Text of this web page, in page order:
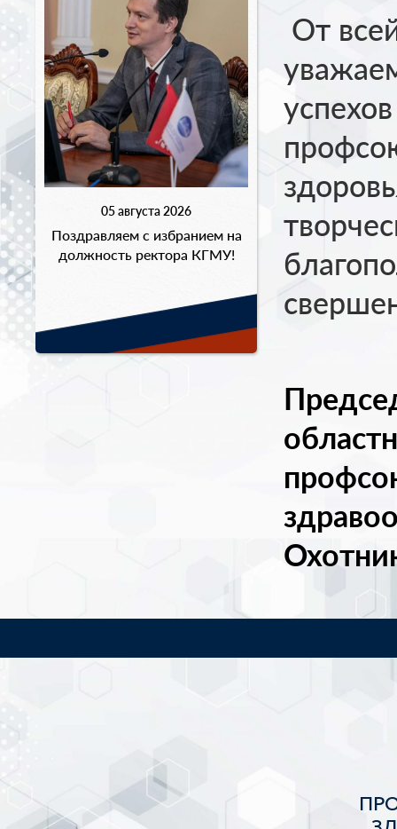
05 августа 2026
Поздравляем с избранием на
должность ректора КГМУ!
От